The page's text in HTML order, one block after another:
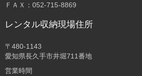
ＦＡＸ：052-715-8869
レンタル収納現場住所
〒480-1143
愛知県長久手市井堀711番地
営業時間